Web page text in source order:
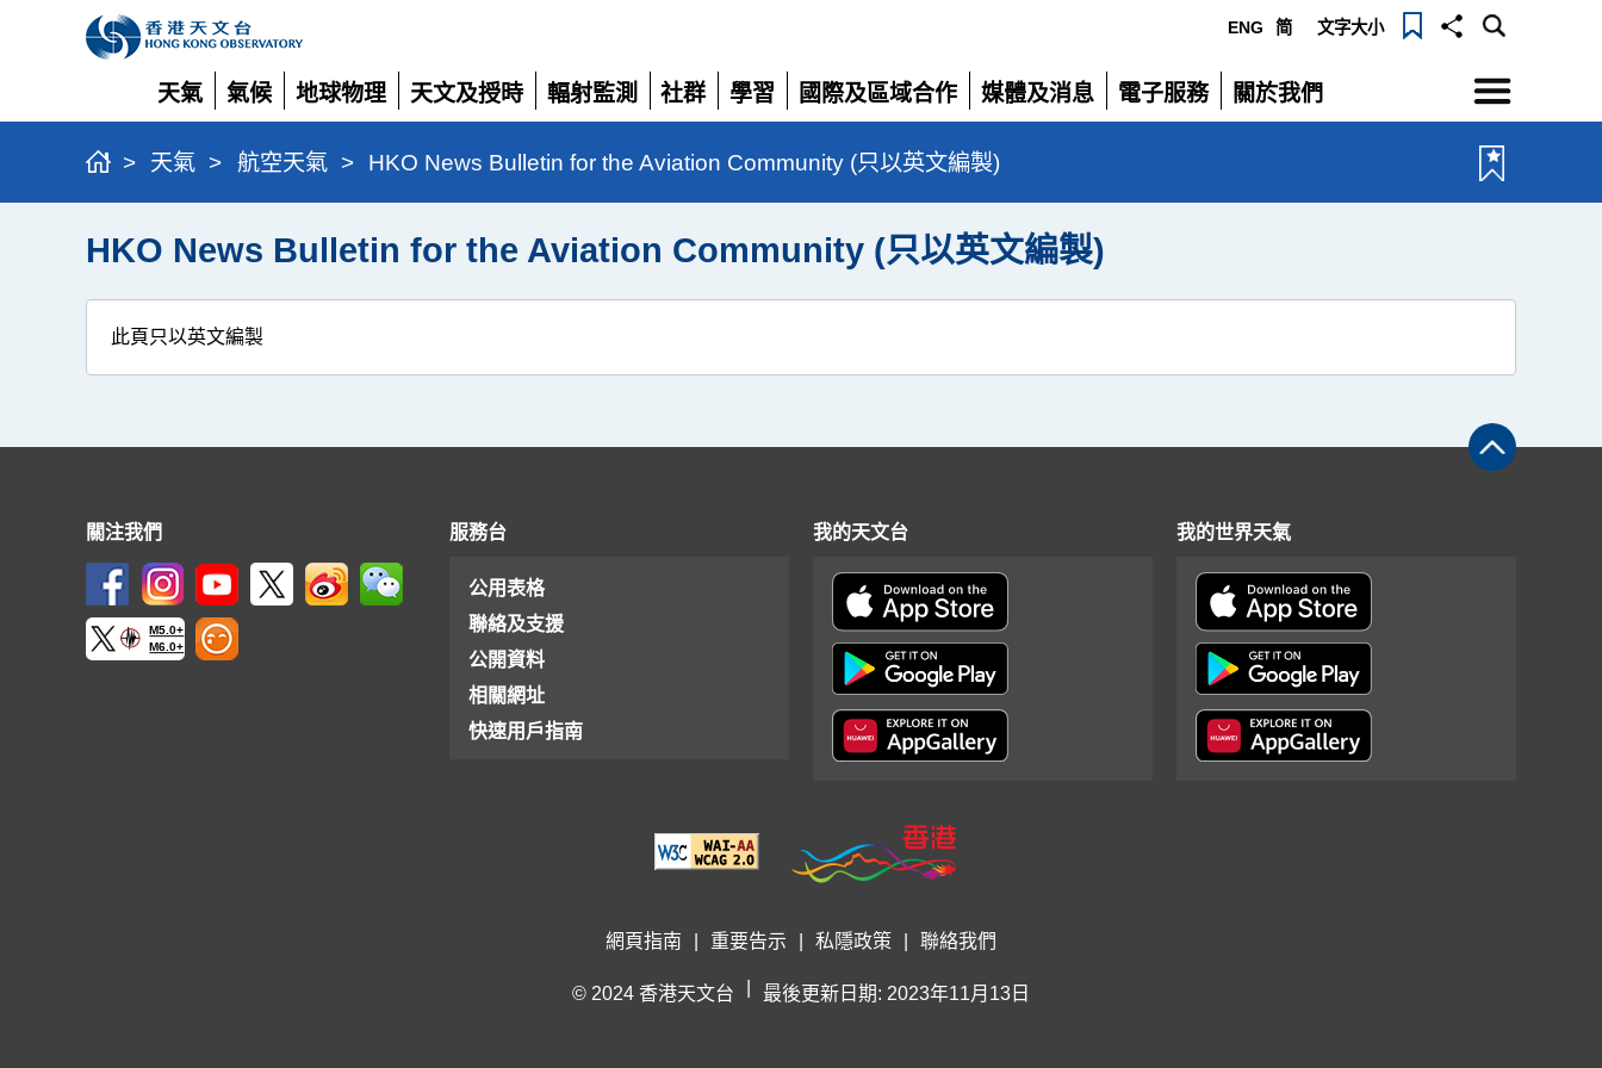
ENG 简 文字大小
天氣
展
開
氣候
展
開
地球物理
展
開
天文及授時
展
開
輻射監測
展
開
社群
展
開
學習
展
開
國際及區域合作
展
開
媒體及消息
展
開
電子服務
展
關於我們
展
選
單
> 天氣 > 航空天氣 > HKO News Bulletin for the Aviation Community (只以英文編製)
HKO News Bulletin for the Aviation Community (只以英文編製)
此頁只以英文編製
關注我們
M5.0+
M6.0+
服務台
公用表格
聯絡及支援
公開資料
相關網址
快速用戶指南
我的天文台 我的世界天氣
網頁指南 重要告示 私隱政策 聯絡我們
© 2024 香港天文台 最後更新日期: 2023年11月13日